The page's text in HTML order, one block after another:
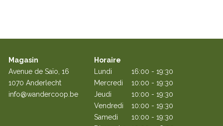
Magasin
Horaire
Avenue de Saïo, 16
Lundi
16:00 - 19:30
1070 Anderlecht
Mercredi
10:00 - 19:30
info@wandercoop.be
Jeudi
10:00 - 19:30
Vendredi
10:00 - 19:30
Samedi
10:00 - 19:30